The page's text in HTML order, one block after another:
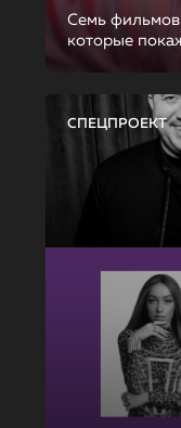
Семь фильмов
которые
СПЕЦПРОЕКТ